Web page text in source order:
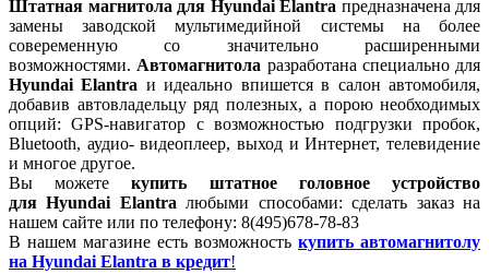
Штатная магнитола для Hyundai Elantra предназначена для
замены заводской мультимедийной системы на более
совеременную со значительно расширенными
возможностями.Автомагнитола разработана специально для
Hyundai Elantra и идеально впишется в салон автомобиля,
добавив автовладельцу ряд полезных, а порою необходимых
опций: GPS-навигатор с возможностью подгрузки пробок,
Bluetooth, аудио- видеоплеер, выход и Интернет, телевидение
и многое другое.
Вы можетекупить штатное головное устройство
для Hyundai Elantraлюбыми способами: сделать заказ на
нашем сайте или по телефону: 8(495)678-78-83
В нашем магазине есть возможность купить автомагнитолу
на Hyundai Elantra в кредит!